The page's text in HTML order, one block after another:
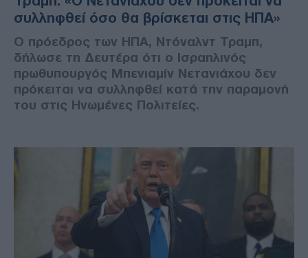
συλληφθεί όσο θα βρίσκεται στις ΗΠΑ»
Ο πρόεδρος των ΗΠΑ, Ντόναλντ Τραμπ,
δήλωσε τη Δευτέρα ότι ο Ισραηλινός
πρωθυπουργός Μπενιαμίν Νετανιάχου δεν
πρόκειται να συλληφθεί κατά την παραμονή
του στις Ηνωμένες Πολιτείες.